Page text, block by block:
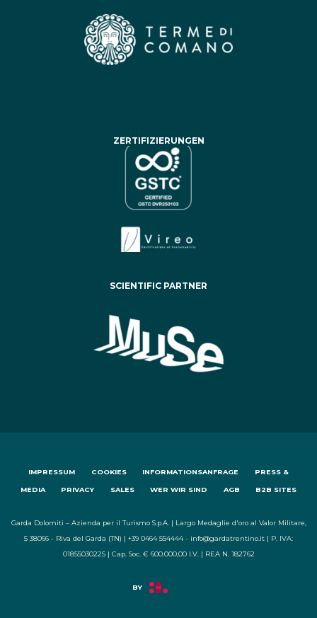
ZERTIFIZIERUNGEN
SCIENTIFIC PARTNER
IMPRESSUM COOKIES INFORMATIONSANFRAGE PRESS &
MEDIA PRIVACY SALES WER WIR SIND AGB B2B SITES
Garda Dolomiti – Azienda per il Turismo S.p.A. | Largo Medaglie d'oro al Valor Militare,
5 38066 - Riva del Garda (TN) | +39 0464 554444 - info@gardatrentino.it | P. IVA:
01855030225 | Cap. Soc. € 600.000,00 I.V. | REA N. 182762